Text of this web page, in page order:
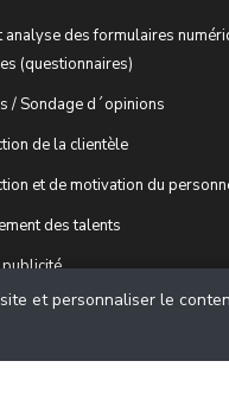
des formulaires
(questionnaires)
/ Sondage d´opinions
de la clientèle
et de motivation du
des talents
et personnaliser le